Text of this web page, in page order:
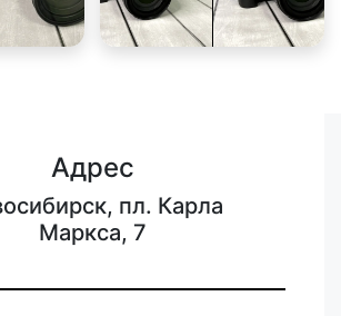
Адрес
пл. Карла
Маркса, 7